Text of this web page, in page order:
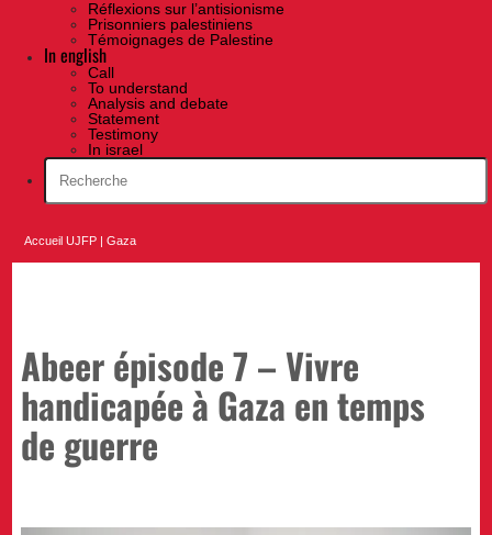
Réflexions sur l’antisionisme
Prisonniers palestiniens
Témoignages de Palestine
In english
Call
To understand
Analysis and debate
Statement
Testimony
In israel
Accueil UJFP |Gaza
Abeer épisode 7 – Vivre
handicapée à Gaza en temps
de guerre